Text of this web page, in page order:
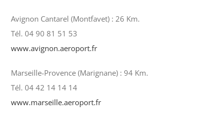
Avignon Cantarel (Montfavet) : 26 Km.
Tél. 04 90 81 51 53
www.avignon.aeroport.fr
Marseille-Provence (Marignane) : 94 Km.
Tél. 04 42 14 14 14
www.marseille.aeroport.fr